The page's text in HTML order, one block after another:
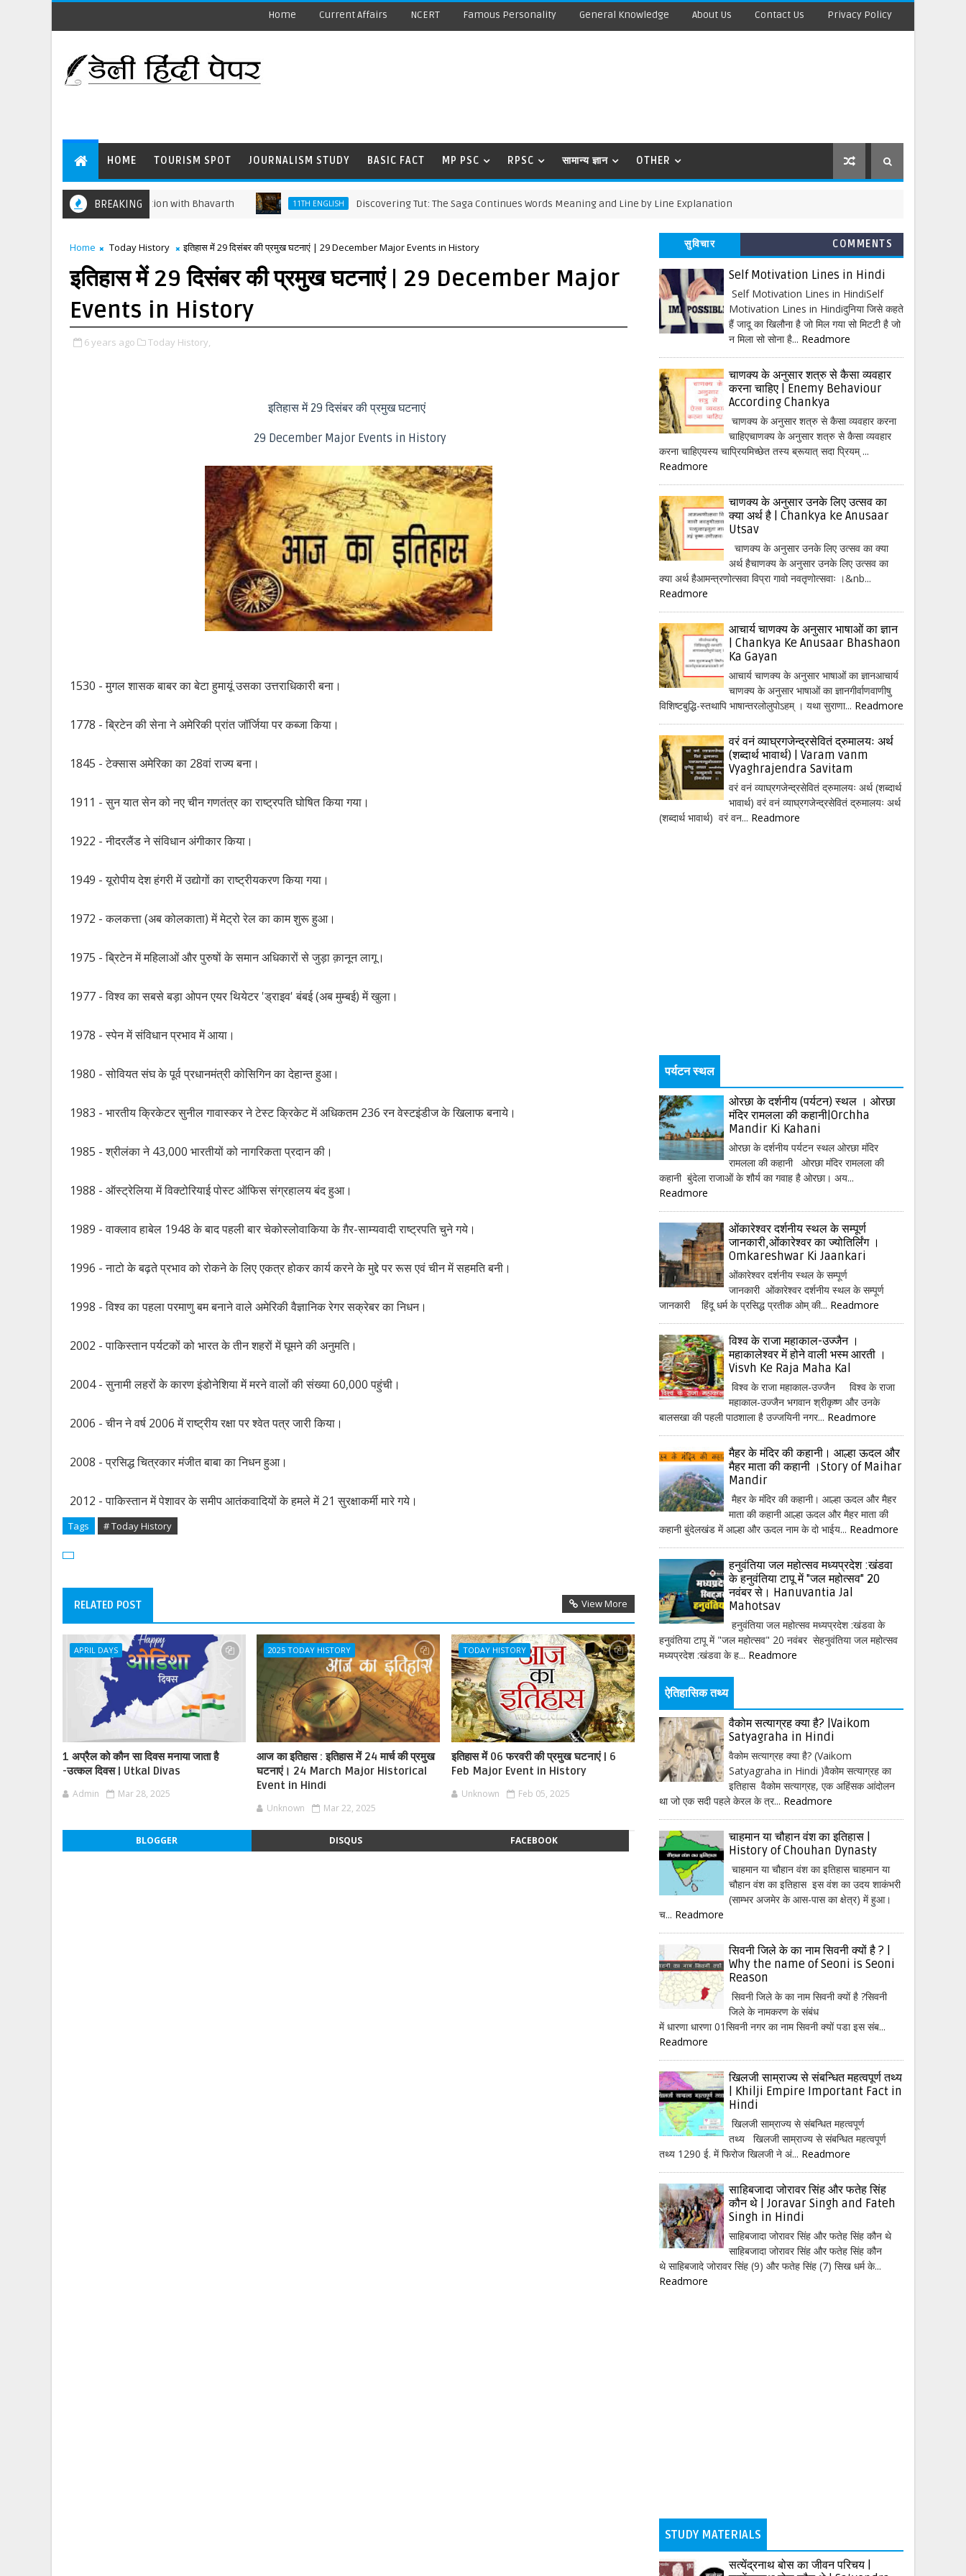
Home Current Affairs NCERT Famous Personality General Knowledge About Us Contact Us Privacy Policy
HOME TOURISM SPOT JOURNALISM STUDY BASIC FACT MP PSC RPSC सामान्य ज्ञान OTHER
BREAKING
Sentence-wise Translation with Bhavarth 11TH ENGLISH Discovering Tut: The Saga Continues Words Meaning and Line by Line Explanation
Home Today History इतिहास में 29 दिसंबर की प्रमुख घटनाएं | 29 December Major Events in History
इतिहास में 29 दिसंबर की प्रमुख घटनाएं | 29 December Major
Events in History
6 years ago Today History,
इतिहास में 29 दिसंबर की प्रमुख घटनाएं
29 December Major Events in History
1530 - मुगल शासक बाबर का बेटा हुमायूं उसका उत्तराधिकारी बना।
1778 - ब्रिटेन की सेना ने अमेरिकी प्रांत जॉर्जिया पर कब्जा किया।
1845 - टेक्सास अमेरिका का 28वां राज्य बना।
1911 - सुन यात सेन को नए चीन गणतंत्र का राष्ट्रपति घोषित किया गया।
1922 - नीदरलैंड ने संविधान अंगीकार किया।
1949 - यूरोपीय देश हंगरी में उद्योगों का राष्ट्रीयकरण किया गया।
1972 - कलकत्ता (अब कोलकाता) में मेट्रो रेल का काम शुरू हुआ।
1975 - ब्रिटेन में महिलाओं और पुरुषों के समान अधिकारों से जुड़ा क़ानून लागू।
1977 - विश्व का सबसे बड़ा ओपन एयर थियेटर 'ड्राइव' बंबई (अब मुम्बई) में खुला।
1978 - स्पेन में संविधान प्रभाव में आया।
1980 - सोवियत संघ के पूर्व प्रधानमंत्री कोसिगिन का देहान्त हुआ।
1983 - भारतीय क्रिकेटर सुनील गावास्कर ने टेस्ट क्रिकेट में अधिकतम 236 रन वेस्टइंडीज के खिलाफ बनाये।
1985 - श्रीलंका ने 43,000 भारतीयों को नागरिकता प्रदान की।
1988 - ऑस्ट्रेलिया में विक्टोरियाई पोस्ट ऑफिस संग्रहालय बंद हुआ।
1989 - वाक्लाव हाबेल 1948 के बाद पहली बार चेकोस्लोवाकिया के ग़ैर-साम्यवादी राष्ट्रपति चुने गये।
1996 - नाटो के बढ़ते प्रभाव को रोकने के लिए एकत्र होकर कार्य करने के मुद्दे पर रूस एवं चीन में सहमति बनी।
1998 - विश्व का पहला परमाणु बम बनाने वाले अमेरिकी वैज्ञानिक रेगर सक्रेबर का निधन।
2002 - पाकिस्तान पर्यटकों को भारत के तीन शहरों में घूमने की अनुमति।
2004 - सुनामी लहरों के कारण इंडोनेशिया में मरने वालों की संख्या 60,000 पहुंची।
2006 - चीन ने वर्ष 2006 में राष्ट्रीय रक्षा पर श्वेत पत्र जारी किया।
2008 - प्रसिद्ध चित्रकार मंजीत बाबा का निधन हुआ।
2012 - पाकिस्तान में पेशावर के समीप आतंकवादियों के हमले में 21 सुरक्षाकर्मी मारे गये।
Tags # Today History
RELATED POST View More
APRIL DAYS
1 अप्रैल को कौन सा दिवस मनाया जाता है
-उत्कल दिवस | Utkal Divas
Admin Mar 28, 2025
2025 TODAY HISTORY
आज का इतिहास : इतिहास में 24 मार्च की प्रमुख
घटनाएं। 24 March Major Historical
Event in Hindi
Unknown Mar 22, 2025
TODAY HISTORY
इतिहास में 06 फरवरी की प्रमुख घटनाएं | 6
Feb Major Event in History
Unknown Feb 05, 2025
BLOGGER DISQUS FACEBOOK
सुविचार COMMENTS
Self Motivation Lines in Hindi
Self Motivation Lines in HindiSelf
Motivation Lines in Hindiदुनिया जिसे कहते
हैं जादू का खिलौना है जो मिल गया सो मिटटी है जो
न मिला सो सोना है... Readmore
चाणक्य के अनुसार शत्रु से कैसा व्यवहार
करना चाहिए | Enemy Behaviour
According Chankya
चाणक्य के अनुसार शत्रु से कैसा व्यवहार करना
चाहिएचाणक्य के अनुसार शत्रु से कैसा व्यवहार
करना चाहिएयस्य चाप्रियमिच्छेत तस्य ब्रूयात् सदा प्रियम् ...
Readmore
चाणक्य के अनुसार उनके लिए उत्सव का
क्या अर्थ है | Chankya ke Anusaar
Utsav
चाणक्य के अनुसार उनके लिए उत्सव का क्या
अर्थ हैचाणक्य के अनुसार उनके लिए उत्सव का
क्या अर्थ हैआमन्त्रणोत्सवा विप्रा गावो नवतृणोत्सवाः ।&nb...
Readmore
आचार्य चाणक्य के अनुसार भाषाओं का ज्ञान
| Chankya Ke Anusaar Bhashaon
Ka Gayan
आचार्य चाणक्य के अनुसार भाषाओं का ज्ञानआचार्य
चाणक्य के अनुसार भाषाओं का ज्ञानगीर्वाणवाणीषु
विशिष्टबुद्धि-स्तथापि भाषान्तरलोलुपोऽहम् । यथा सुराणा... Readmore
वरं वनं व्याघ्रगजेन्द्रसेवितं द्रुमालयः अर्थ
(शब्दार्थ भावार्थ) | Varam vanm
Vyaghrajendra Savitam
वरं वनं व्याघ्रगजेन्द्रसेवितं द्रुमालयः अर्थ (शब्दार्थ
भावार्थ) वरं वनं व्याघ्रगजेन्द्रसेवितं द्रुमालयः अर्थ
(शब्दार्थ भावार्थ) वरं वन... Readmore
पर्यटन स्थल
ओरछा के दर्शनीय (पर्यटन) स्थल । ओरछा
मंदिर रामलला की कहानी|Orchha
Mandir Ki Kahani
ओरछा के दर्शनीय पर्यटन स्थल ओरछा मंदिर
रामलला की कहानी ओरछा मंदिर रामलला की
कहानी बुंदेला राजाओं के शौर्य का गवाह है ओरछा। अय...
Readmore
ओंकारेश्वर दर्शनीय स्थल के सम्पूर्ण
जानकारी,ओंकारेश्वर का ज्योतिर्लिंग ।
Omkareshwar Ki Jaankari
ओंकारेश्वर दर्शनीय स्थल के सम्पूर्ण
जानकारी ओंकारेश्वर दर्शनीय स्थल के सम्पूर्ण
जानकारी हिंदू धर्म के प्रसिद्ध प्रतीक ओम् की... Readmore
विश्व के राजा महाकाल-उज्जैन ।
महाकालेश्वर में होने वाली भस्म आरती ।
Visvh Ke Raja Maha Kal
विश्व के राजा महाकाल-उज्जैन विश्व के राजा
महाकाल-उज्जैन भगवान श्रीकृष्ण और उनके
बालसखा की पहली पाठशाला है उज्जयिनी नगर... Readmore
मैहर के मंदिर की कहानी। आल्हा ऊदल और
मैहर माता की कहानी ।Story of Maihar
Mandir
मैहर के मंदिर की कहानी। आल्हा ऊदल और मैहर
माता की कहानी आल्हा ऊदल और मैहर माता की
कहानी बुंदेलखंड में आल्हा और ऊदल नाम के दो भाईय... Readmore
हनुवंतिया जल महोत्सव मध्यप्रदेश :खंडवा
के हनुवंतिया टापू में "जल महोत्सव" 20
नवंबर से। Hanuvantia Jal
Mahotsav
हनुवंतिया जल महोत्सव मध्यप्रदेश :खंडवा के
हनुवंतिया टापू में "जल महोत्सव" 20 नवंबर सेहनुवंतिया जल महोत्सव
मध्यप्रदेश :खंडवा के ह... Readmore
ऐतिहासिक तथ्य
वैकोम सत्याग्रह क्या है? |Vaikom
Satyagraha in Hindi
वैकोम सत्याग्रह क्या है? (Vaikom
Satyagraha in Hindi )वैकोम सत्याग्रह का
इतिहास वैकोम सत्याग्रह, एक अहिंसक आंदोलन
था जो एक सदी पहले केरल के त्र... Readmore
चाहमान या चौहान वंश का इतिहास |
History of Chouhan Dynasty
चाहमान या चौहान वंश का इतिहास चाहमान या
चौहान वंश का इतिहास इस वंश का उदय शाकंभरी
(साम्भर अजमेर के आस-पास का क्षेत्र) में हुआ।
च... Readmore
सिवनी जिले के का नाम सिवनी क्यों है ? |
Why the name of Seoni is Seoni
Reason
सिवनी जिले के का नाम सिवनी क्यों है ?सिवनी
जिले के नामकरण के संबंध
में धारणा धारणा 01सिवनी नगर का नाम सिवनी क्यों पडा इस संब...
Readmore
खिलजी साम्राज्य से संबन्धित महत्वपूर्ण तथ्य
| Khilji Empire Important Fact in
Hindi
खिलजी साम्राज्य से संबन्धित महत्वपूर्ण
तथ्य खिलजी साम्राज्य से संबन्धित महत्वपूर्ण
तथ्य 1290 ई. में फिरोज खिलजी ने अं... Readmore
साहिबजादा जोरावर सिंह और फतेह सिंह
कौन थे | Joravar Singh and Fateh
Singh in Hindi
साहिबजादा जोरावर सिंह और फतेह सिंह कौन थे
साहिबजादा जोरावर सिंह और फतेह सिंह कौन
थे साहिबजादे जोरावर सिंह (9) और फतेह सिंह (7) सिख धर्म के...
Readmore
STUDY MATERIALS
सत्येंद्रनाथ बोस का जीवन परिचय |